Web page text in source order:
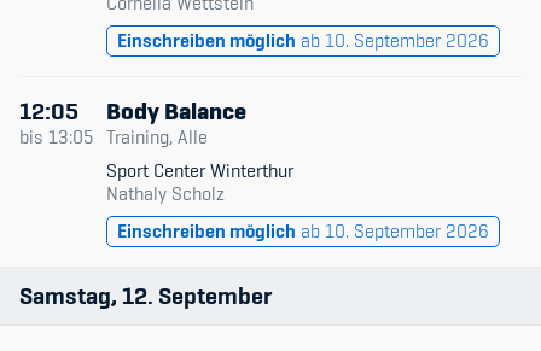
Einschreiben möglich ab 10. September 2026
12:05
bis 13:05
Body Balance
Training, Alle
Sport Center Winterthur
Nathaly Scholz
Einschreiben möglich ab 10. September 2026
Samstag 12 September